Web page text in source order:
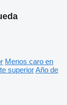
Menos caro en
superiorAño de